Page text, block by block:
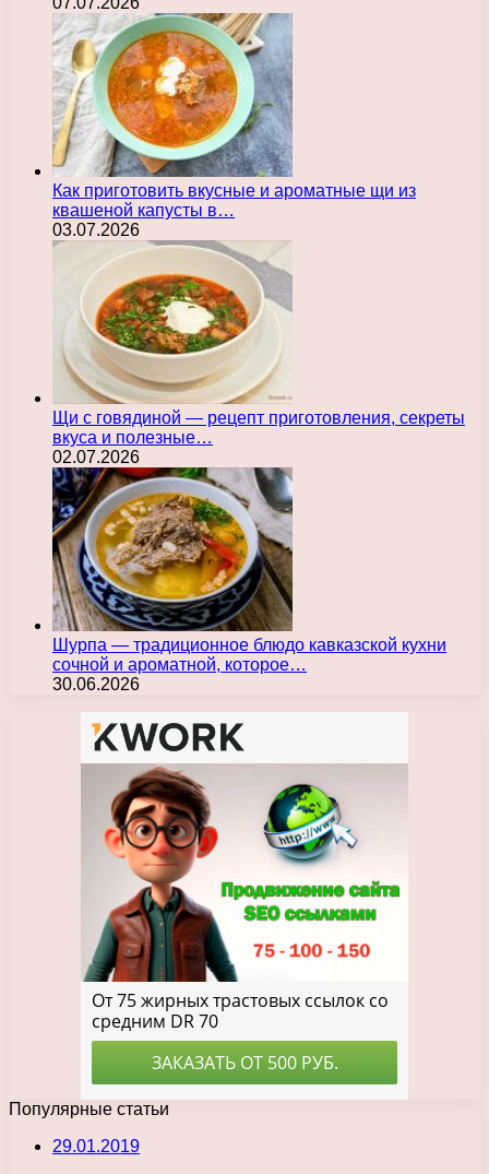
Как приготовить вкусные и ароматные щи из
квашеной капусты в…
03.07.2026
Щи с говядиной — рецепт приготовления, секреты
вкуса и полезные…
02.07.2026
Шурпа — традиционное блюдо кавказской кухни
сочной и ароматной, которое…
30.06.2026
Популярные статьи
29.01.2019